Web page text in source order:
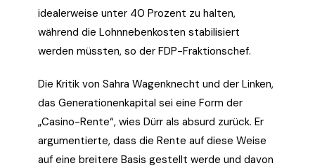
idealerweise unter 40 Prozent zu halten,
während die Lohnnebenkosten stabilisiert
werden müssten, so der FDP-Fraktionschef.
Die Kritik von Sahra Wagenknecht und der Linken,
das Generationenkapital sei eine Form der
„Casino-Rente“, wies Dürr als absurd zurück. Er
argumentierte, dass die Rente auf diese Weise
auf eine breitere Basis gestellt werde und davon